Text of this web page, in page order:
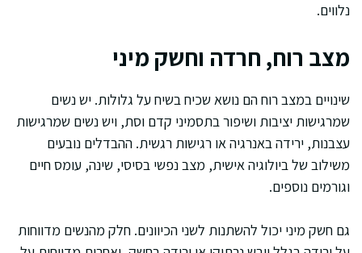
נלווים.
מצב רוח, חרדה וחשק מיני
שינויים במצב רוח הם נושא שכיח בשיח על גלולות. יש נשים
שמרגישות יציבות ושיפור בתסמיני קדם וסת, ויש נשים שמרגישות
עצבנות, ירידה באנרגיה או רגישות רגשית. ההבדלים נובעים
משילוב של ביולוגיה אישית, מצב נפשי בסיסי, שינה, עומס חיים
וגורמים נוספים.
גם חשק מיני יכול להשתנות לשני הכיוונים. חלק מהנשים מדווחות